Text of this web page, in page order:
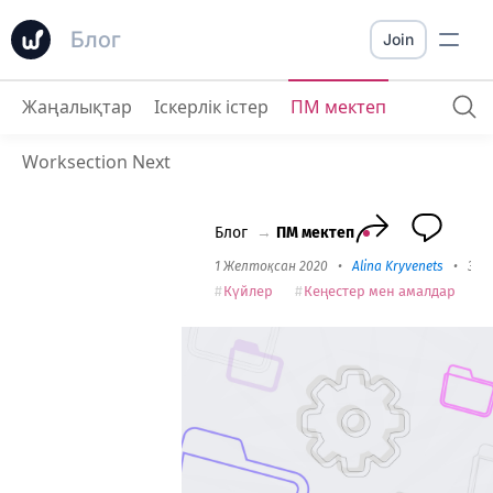
Блог
Жобалардағы Күрделі Бағдарламаларды Қалай Пайдалануға Болады
Join
Жаңалықтар Іскерлік істер ПМ мектеп
Worksection Next
Блог → ПМ мектеп
1 Желтоқсан 2020 •Alina Kryvenets • 3
Күйлер Кеңестер мен амалдар